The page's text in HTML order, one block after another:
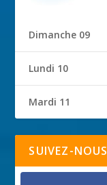
Dimanche 09
Lundi 10
Mardi 11
SUIVEZ-NOUS